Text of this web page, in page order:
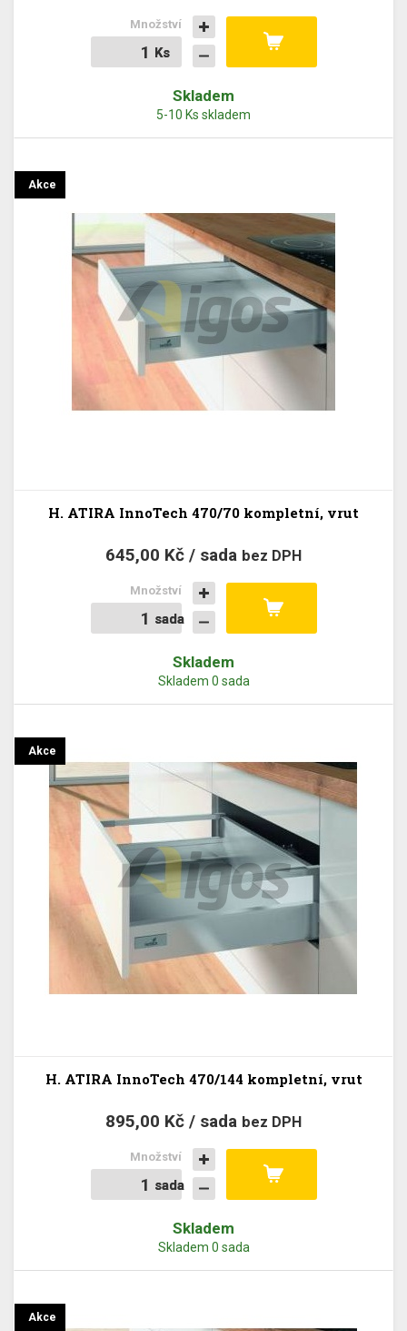
Ks
Ks
Množství
Skladem
5-10 Ks skladem
Akce
H. ATIRA InnoTech 470/70 kompletní, vrut
645,00 Kč / sada bez DPH
sada
sada
Množství
Skladem
Skladem 0 sada
Akce
H. ATIRA InnoTech 470/144 kompletní, vrut
895,00 Kč / sada bez DPH
sada
sada
Množství
Skladem
Skladem 0 sada
Akce